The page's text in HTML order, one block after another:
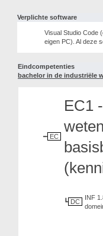
Verplichte software
Visual Studio Code
eigen PC). Al deze
Eindcompetenties
bachelor in de industriële
EC
EC1
DC
INF